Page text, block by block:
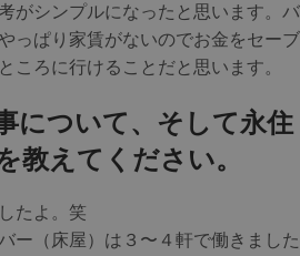
がシンプルになったと思います。バ
っぱり家賃がないのでお金をセーブ
ころに行けることだと思います。
について、そして永住
教えてください。
たよ。笑
ー（床屋）は３〜４軒で働きました